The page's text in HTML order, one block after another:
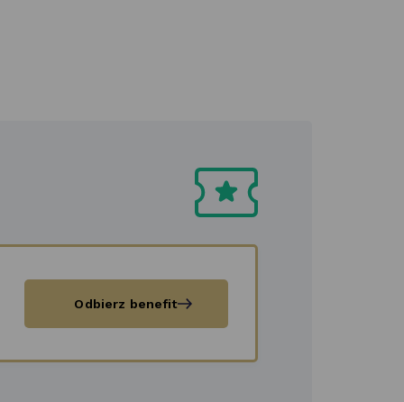
Odbierz benefitKwiaciarnia
Paprociami"
GRATIS